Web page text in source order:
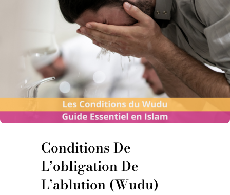
Conditions De
L’obligation De
L’ablution (Wudu)